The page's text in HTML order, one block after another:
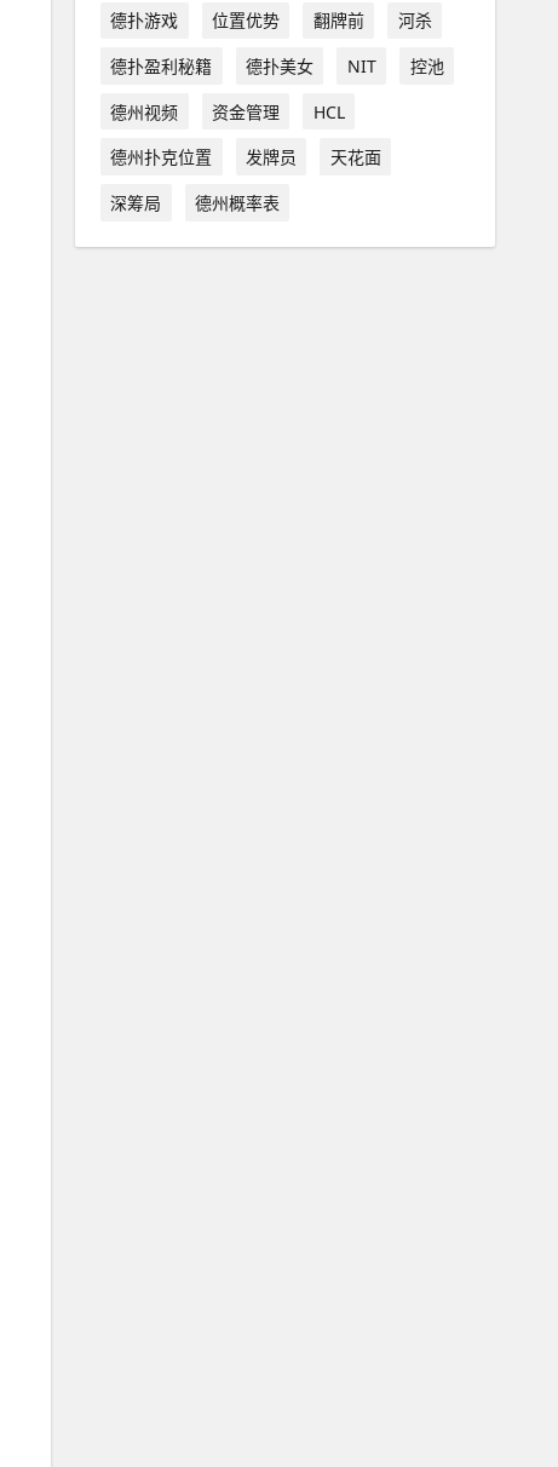
德扑游戏
位置优势 翻牌前
河杀
德扑盈利秘籍
德扑美女 NIT
控池
德州视频
资金管理
HCL
德州扑克位置
发牌员
天花面
深筹局
德州概率表